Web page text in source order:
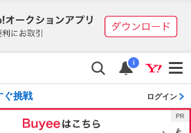
i
挑戦 ログイン